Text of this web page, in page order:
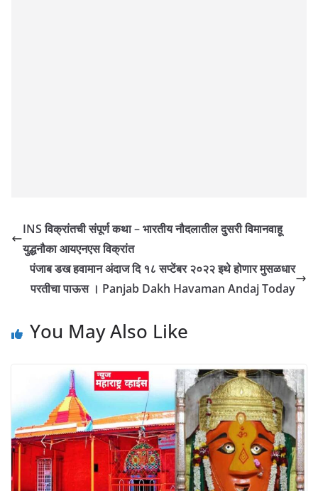
INS विक्रांतची संपूर्ण कथा – भारतीय नौदलातील दुसरी विमानवाहू
युद्धनौका आयएनएस विक्रांत
पंजाब डख हवामान अंदाज दि १८ सप्टेंबर २०२२ इथे होणार मुसळधार
परतीचा पाऊस । Panjab Dakh Havaman Andaj Today
You May Also Like